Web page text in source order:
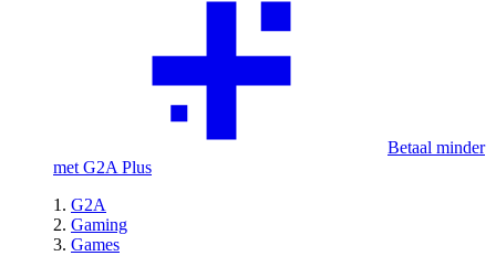
Betaal minder
met G2A Plus
G2A
Gaming
Games